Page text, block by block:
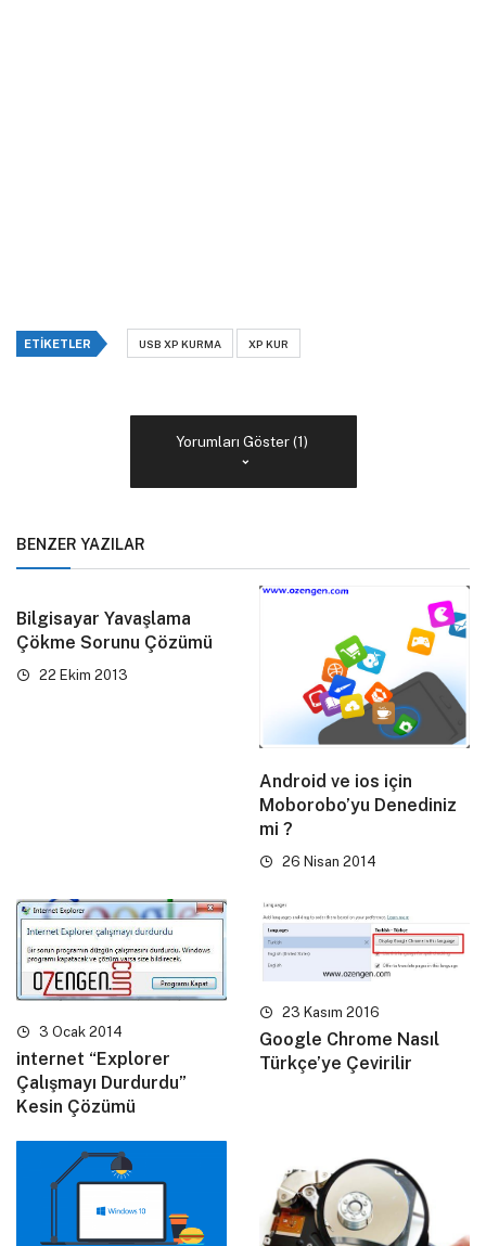
ETIKETLER USB XP KURMA XP KUR
Yorumları Göster (1)
BENZER YAZILAR
Bilgisayar Yavaşlama
Çökme Sorunu Çözümü
22 Ekim 2013
Android ve ios için
Moborobo’yu Denediniz
mi ?
26 Nisan 2014
3 Ocak 2014
internet “Explorer
Çalışmayı Durdurdu”
Kesin Çözümü
23 Kasım 2016
Google Chrome Nasıl
Türkçe’ye Çevirilir